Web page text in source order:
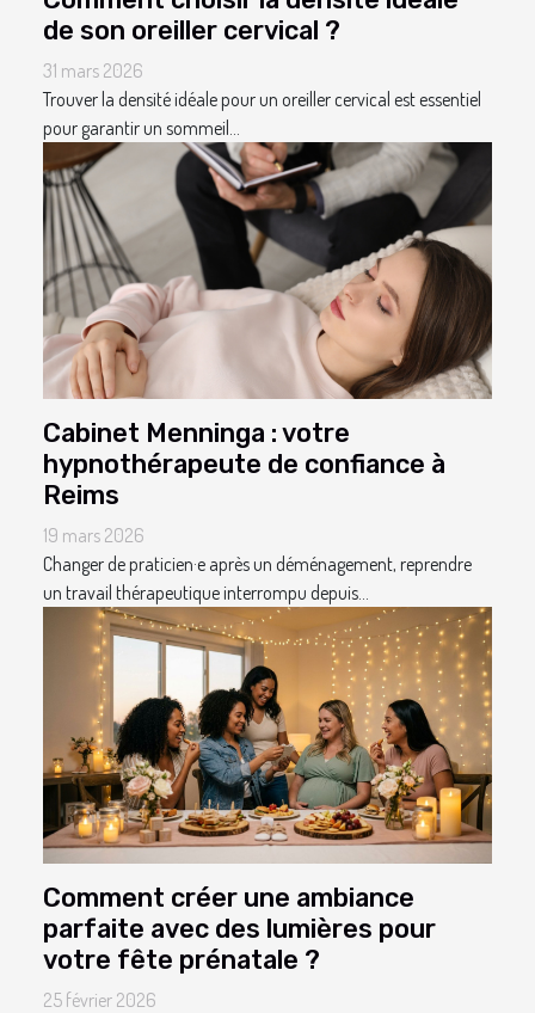
de son oreiller cervical ?
31 mars 2026
Trouver la densité idéale pour un oreiller cervical est essentiel
pour garantir un sommeil...
Cabinet Menninga : votre
hypnothérapeute de confiance à
Reims
19 mars 2026
Changer de praticien·e après un déménagement, reprendre
un travail thérapeutique interrompu depuis...
Comment créer une ambiance
parfaite avec des lumières pour
votre fête prénatale ?
25 février 2026